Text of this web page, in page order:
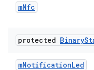
mNfc
protected Binary
mNotificationLed